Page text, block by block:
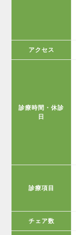
アクセス
診療時間・休診
日
診療項目
チェア数